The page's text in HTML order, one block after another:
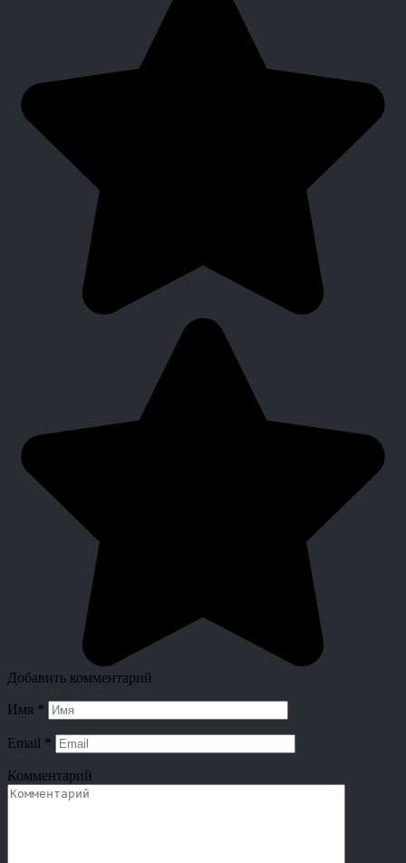
Добавить комментарий
Имя *
Email *
Комментарий